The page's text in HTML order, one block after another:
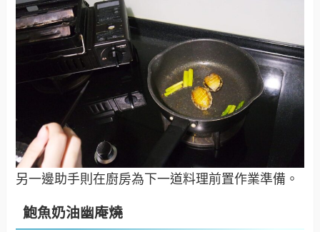
另一邊助手則在廚房為下一道料理前置作業準備。
鮑魚奶油幽庵燒